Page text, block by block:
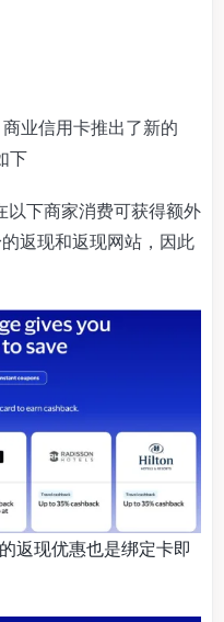
业信用卡推出了新的
下
以下商家消费可获得额外
返现和返现网站，因此
返现优惠也是绑定卡即